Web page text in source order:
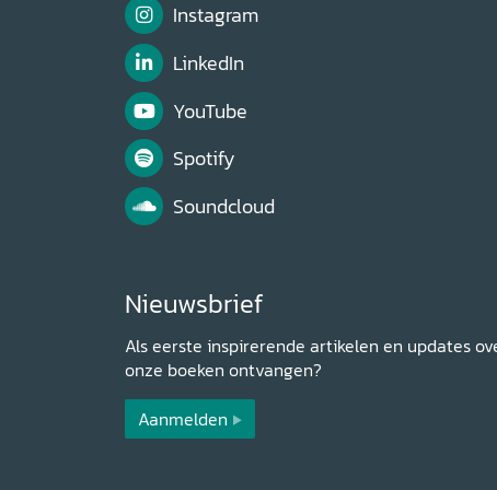
Instagram
LinkedIn
YouTube
Spotify
Soundcloud
Nieuwsbrief
Als eerste inspirerende artikelen en updates
onze boeken ontvangen?
Aanmelden